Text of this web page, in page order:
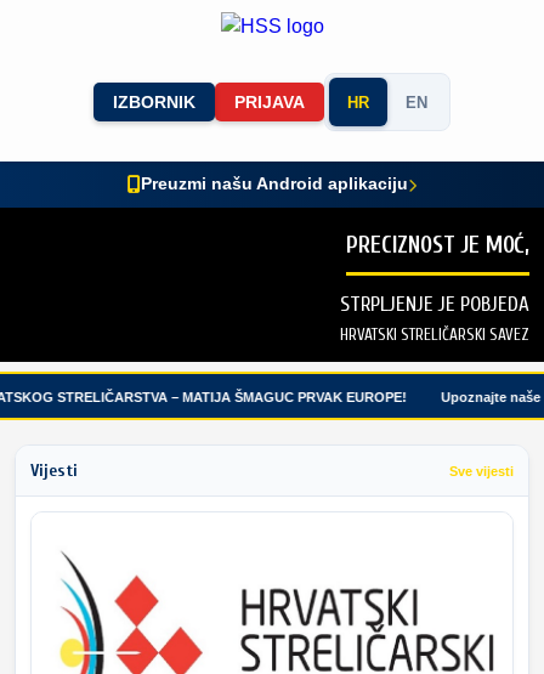
IZBORNIK PRIJAVA HR EN
Preuzmi našu Android aplikaciju
PRECIZNOST JE MOĆ,
STRPLJENJE JE POBJEDA
HRVATSKI STRELIČARSKI SAVEZ
STRELIČARSTVA – MATIJA ŠMAGUC PRVAK EUROPE! Upoznajte naše
Vijesti Sve vijesti